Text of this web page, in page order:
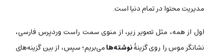
مدیریت محتوا در تمام دنیا است.
اول از همه، مثل تصویر زیر، از منوی سمت راست وردپرس فارسی،
نشانگر موس را روی گزینۀنوشته‌هامی‌بریم؛ سپس، از بین گزینه‌‌های